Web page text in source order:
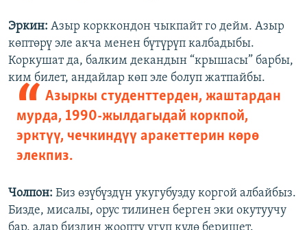
Эркин: Азыр корккондон чыкпайт го дейм. Азыр
көптөрү эле акча менен бүтүрүп калбадыбы.
Коркушат да, балким декандын “крышасы” барбы,
ким билет, андайлар көп эле болуп жатпайбы.
Азыркы студенттерден, жаштардан
мурда, 1990-жылдагыдай коркпой,
эрктүү, чечкиндүү аракеттерин көрө
элекпиз.
Чолпон: Биз өзүбүздүн укугубузду коргой албайбыз.
Бизде, мисалы, орус тилинен берген эки окутуучу